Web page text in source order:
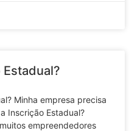
Minha empresa precisa
Inscrição Estadual?
empreendedores